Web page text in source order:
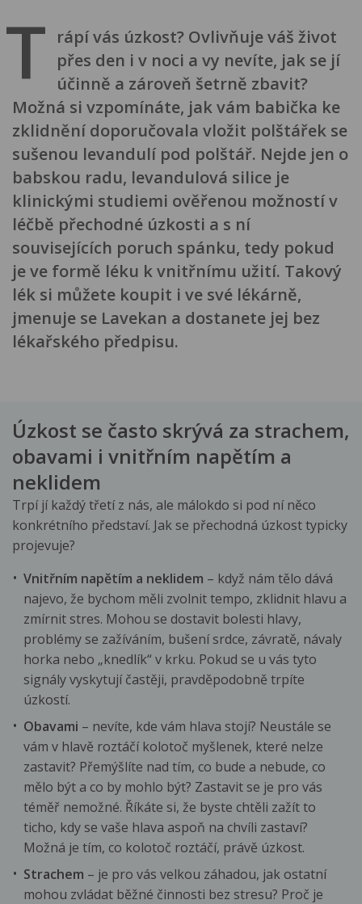
T rápí vás úzkost? Ovlivňuje váš život
přes den i v noci a vy nevíte, jak se jí
účinně a zároveň šetrně zbavit?
Možná si vzpomínáte, jak vám babička ke
zklidnění doporučovala vložit polštářek se
sušenou levandulí pod polštář. Nejde jen o
babskou radu, levandulová silice je
klinickými studiemi ověřenou možností v
léčbě přechodné úzkosti a s ní
souvisejících poruch spánku, tedy pokud
je ve formě léku k vnitřnímu užití. Takový
lék si můžete koupit i ve své lékárně,
jmenuje se Lavekan a dostanete jej bez
lékařského předpisu.
Úzkost se často skrývá za strachem,
obavami i vnitřním napětím a
neklidem
Trpí jí každý třetí z nás, ale málokdo si pod ní něco
konkrétního představí. Jak se přechodná úzkost typicky
projevuje?
Vnitřním napětím a neklidem – když nám tělo dává
najevo, že bychom měli zvolnit tempo, zklidnit hlavu a
zmírnit stres. Mohou se dostavit bolesti hlavy,
problémy se zažíváním, bušení srdce, závratě, návaly
horka nebo „knedlík“ v krku. Pokud se u vás tyto
signály vyskytují častěji, pravděpodobně trpíte
úzkostí.
Obavami – nevíte, kde vám hlava stojí? Neustále se
vám v hlavě roztáčí kolotoč myšlenek, které nelze
zastavit? Přemýšlíte nad tím, co bude a nebude, co
mělo být a co by mohlo být? Zastavit se je pro vás
téměř nemožné. Říkáte si, že byste chtěli zažít to
ticho, kdy se vaše hlava aspoň na chvíli zastaví?
Možná je tím, co kolotoč roztáčí, právě úzkost.
Strachem – je pro vás velkou záhadou, jak ostatní
mohou zvládat běžné činnosti bez stresu? Proč je